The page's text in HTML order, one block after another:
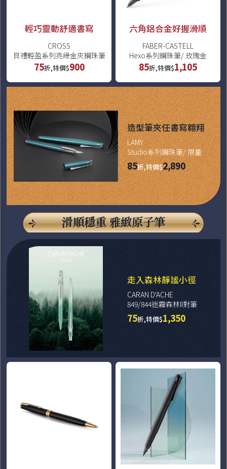
輕巧靈動舒適書寫
CROSS
貝禮輕盈系列亮綠金夾鋼珠筆
75折,特價$900
六角鋁合金好握滑順
FABER-CASTELL
Hexo系列鋼珠筆/ 玫瑰金
85折,特價$1,105
造型筆夾任書寫翱翔
LAMY
Studio系列鋼珠筆/ 限量
85折,特價$2,890
滑順穩重 雅緻原子筆
走入森林靜謐小徑
CARAN D'ACHE
849/844迷霧森林II對筆
75折,特價$1,350